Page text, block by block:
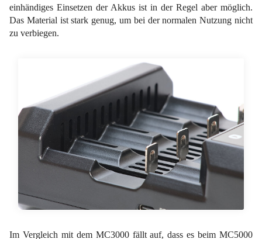
einhändiges Einsetzen der Akkus ist in der Regel aber möglich.
Das Material ist stark genug, um bei der normalen Nutzung nicht
zu verbiegen.
Im Vergleich mit dem MC3000 fällt auf, dass es beim MC5000